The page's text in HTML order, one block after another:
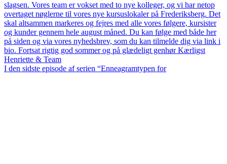
I den sidste episode af serien “Enneagramtypen for